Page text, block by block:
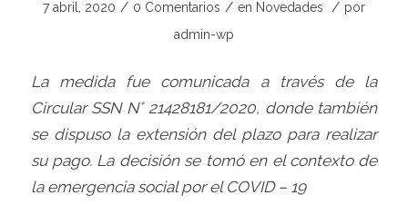
7 abril, 2020 / 0 Comentarios / en Novedades / por
admin-wp
La medida fue comunicada a través de la
Circular SSN N° 21428181/2020, donde también
se dispuso la extensión del plazo para realizar
su pago. La decisión se tomó en el contexto de
la emergencia social por el COVID – 19